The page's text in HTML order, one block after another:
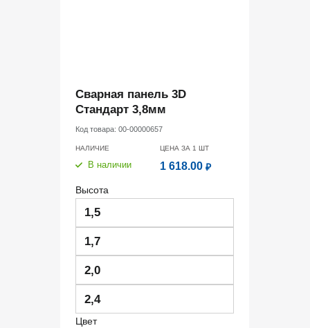
Сварная панель 3D
Стандарт 3,8мм
Код товара: 00-00000657
НАЛИЧИЕ
В наличии
ЦЕНА ЗА 1 ШТ
1 618.00 ₽
Высота
1,5
1,7
2,0
2,4
Цвет